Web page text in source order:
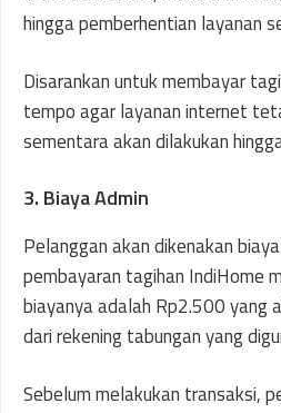
hingga pemberhentian layanan
Disarankan untuk membayar
tempo agar layanan internet
sementara akan dilakukan
3. Biaya Admin
Pelanggan akan dikenakan
pembayaran tagihan IndiHome
biayanya adalah Rp2.500 yang
dari rekening tabungan yang
Sebelum melakukan transaksi,